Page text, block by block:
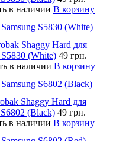
в наличии В корзину
S5830 (White)
Shaggy Hard для
S5830 (White) 49 грн.
в наличии В корзину
S6802 (Black)
Shaggy Hard для
(Black) 49 грн.
в наличии В корзину